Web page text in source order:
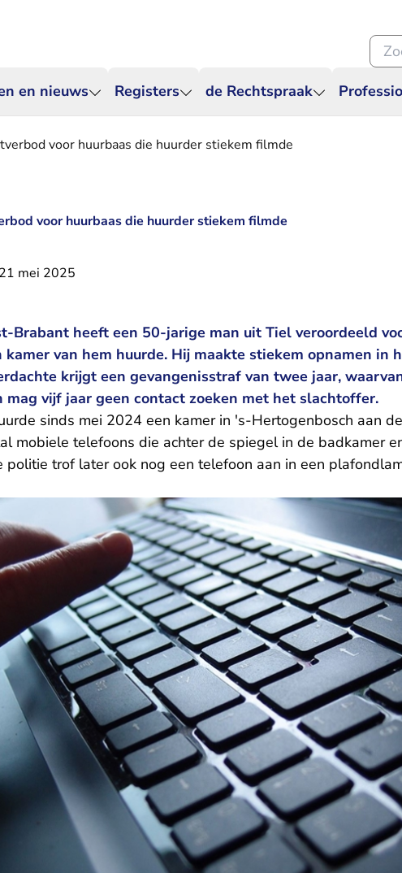
en nieuws Registers de Rechtspraak
voor huurbaas die huurder stiekem filmde
voor huurbaas die huurder stiekem filmde
21 mei 2025
Brabant heeft een 50-jarige man uit Tiel veroordeeld
kamer van hem huurde. Hij maakte stiekem opnamen in
krijgt een gevangenisstraf van twee jaar,
mag vijf jaar geen contact zoeken met het slachtoffer.
sinds mei 2024 een kamer in 's-Hertogenbosch aan
mobiele telefoons die achter de spiegel in de badkamer
politie trof later ook nog een telefoon aan in een